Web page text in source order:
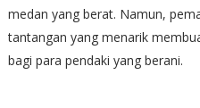
medan yang berat. Namun,
tantangan yang menarik
bagi para pendaki yang berani.